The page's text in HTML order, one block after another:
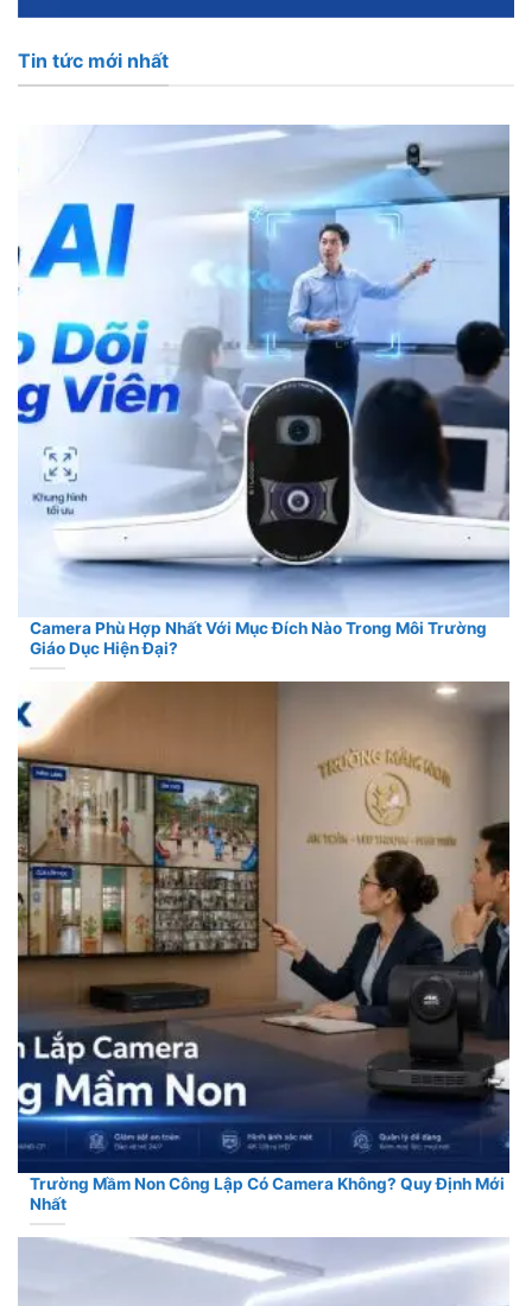
Tin tức mới nhất
Camera Phù Hợp Nhất Với Mục Đích Nào Trong Môi Trường
Giáo Dục Hiện Đại?
Trường Mầm Non Công Lập Có Camera Không? Quy Định Mới
Nhất